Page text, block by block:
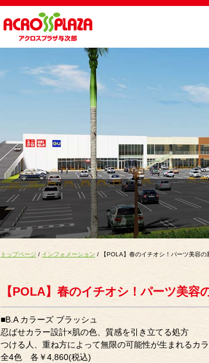
トップページ / インフォメーション / 【POLA】春のイチオシ！パーツ美容の
【POLA】春のイチオシ！パーツ美容
■B.A カラーズ ブラッシュ
忍ばせカラー設計×肌の色、質感を引き立てる処方
つける人、重ね方によって無限の可能性が生まれるカ
全4色 各￥4,860(税込)